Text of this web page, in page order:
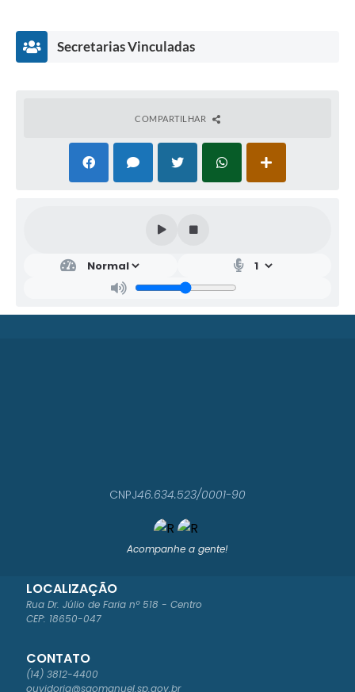
Secretarias Vinculadas
RET
COMPARTILHAR
Acompanhe a gente!
LOCALIZAÇÃO
Rua Dr. Júlio de Faria nº 518 - Centro
CEP: 18650-047
CONTATO
(14) 3812-4400
ouvidoria@saomanuel.sp.gov.br
CNPJ46.634.523/0001-90